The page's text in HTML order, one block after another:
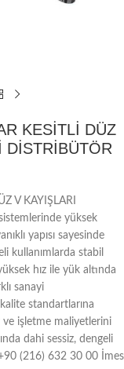
KESİTLİ DÜZ
DİSTRİBÜTÖR
V KAYIŞLARI
yüksek
yapısı sayesinde
kullanımlarda stabil
hız ile yük altında
sanayi
standartlarına
ve işletme maliyetlerini
dahi sessiz, dengeli
(216) 632 30 00 İmes